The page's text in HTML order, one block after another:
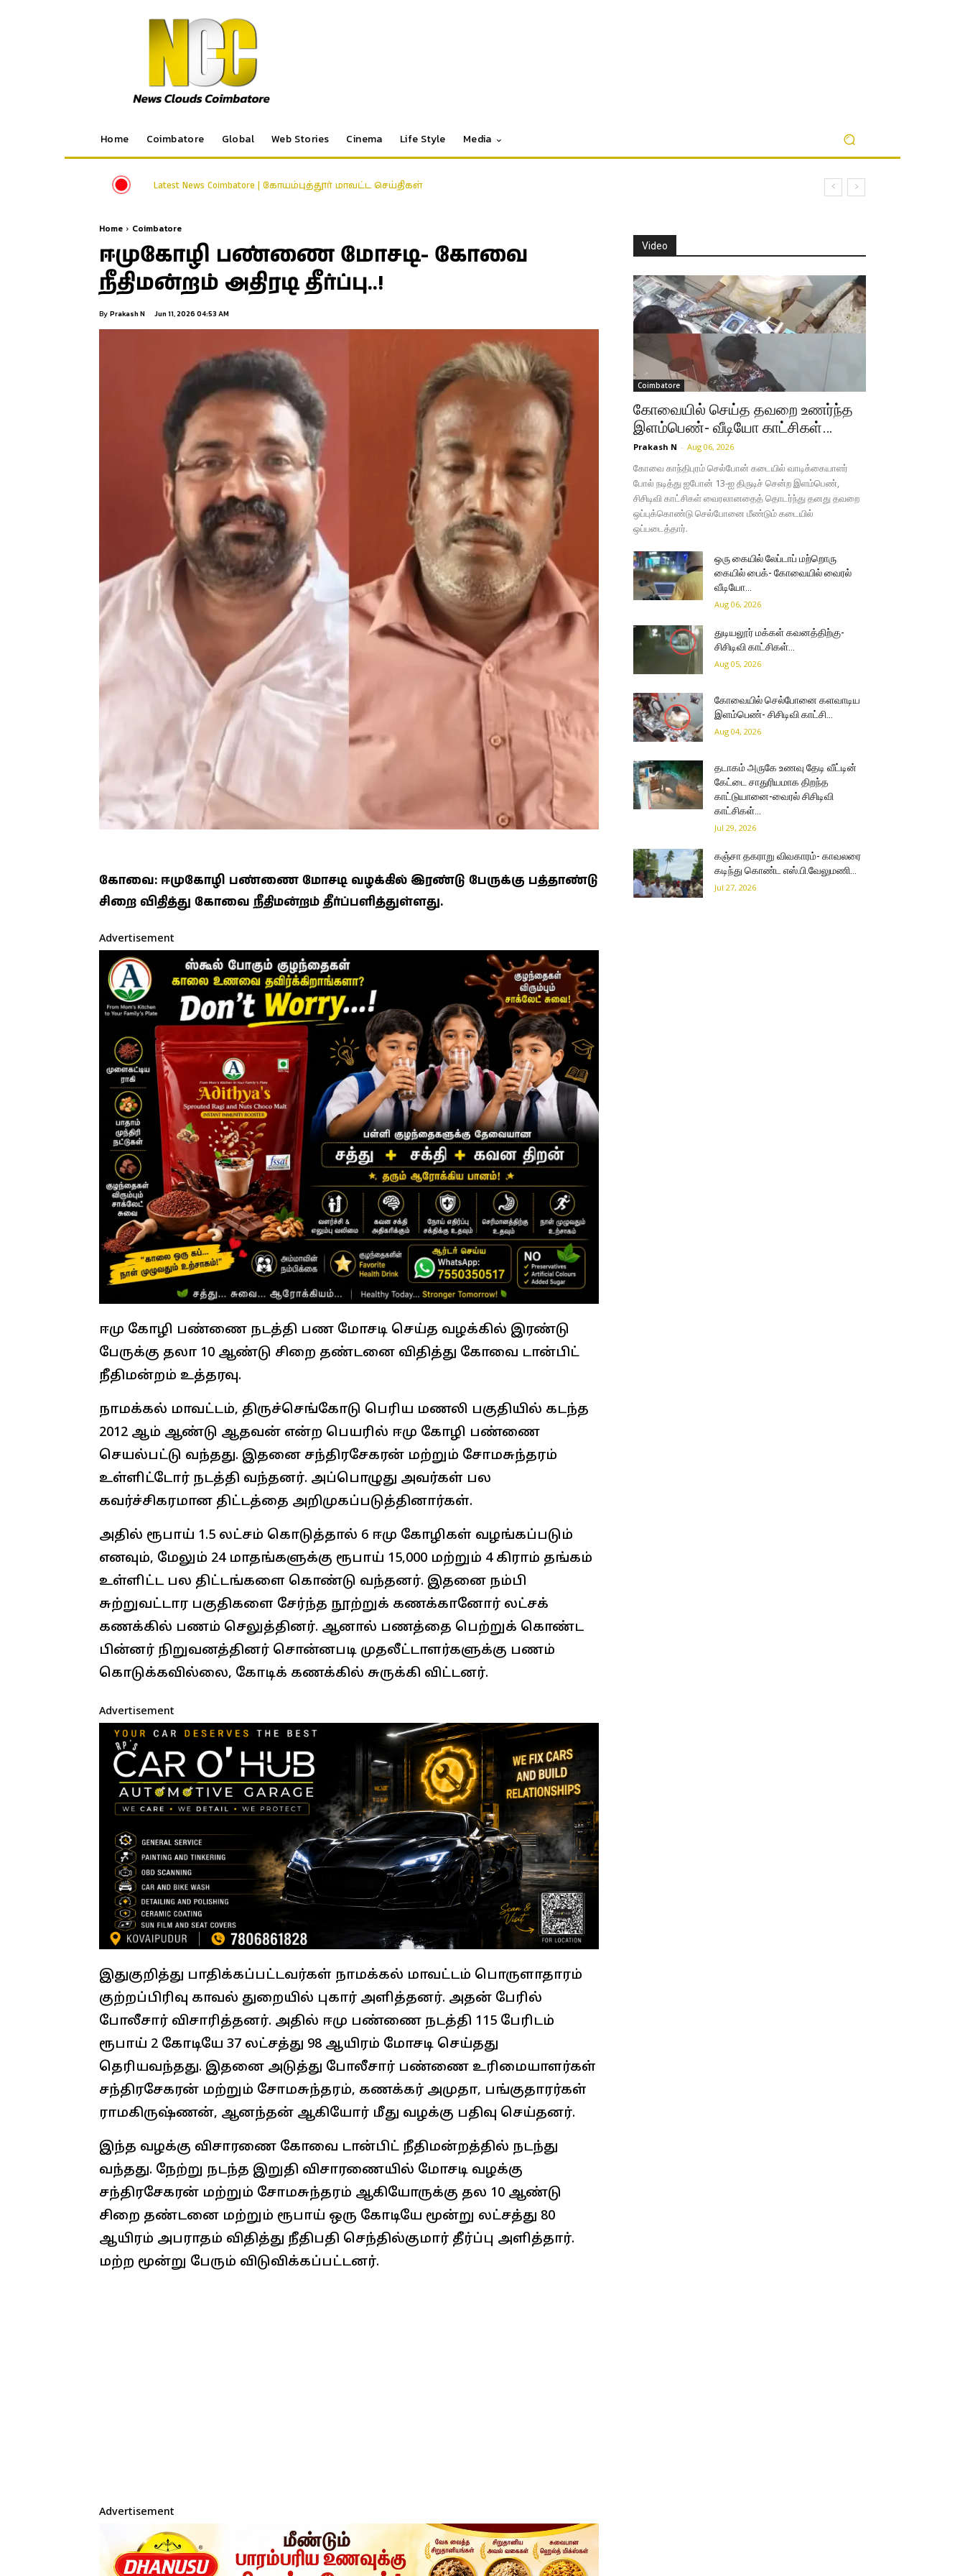
Home Coimbatore Global Web Stories Cinema Life Style Media
Latest News Coimbatore | கோயம்புத்தூர் மாவட்ட செய்திகள்
Home Coimbatore
ஈமுகோழி பண்ணை மோசடி- கோவை
நீதிமன்றம் அதிரடி தீர்ப்பு..!
By Prakash N Jun 11, 2026 04:53 AM
கோவை: ஈமுகோழி பண்ணை மோசடி வழக்கில் இரண்டு பேருக்கு பத்தாண்டு
சிறை விதித்து கோவை நீதிமன்றம் தீர்ப்பளித்துள்ளது.
Advertisement
ஈமு கோழி பண்ணை நடத்தி பண மோசடி செய்த வழக்கில் இரண்டு
பேருக்கு தலா 10 ஆண்டு சிறை தண்டனை விதித்து கோவை டான்பிட்
நீதிமன்றம் உத்தரவு.
நாமக்கல் மாவட்டம், திருச்செங்கோடு பெரிய மணலி பகுதியில் கடந்த
2012 ஆம் ஆண்டு ஆதவன் என்ற பெயரில் ஈமு கோழி பண்ணை
செயல்பட்டு வந்தது. இதனை சந்திரசேகரன் மற்றும் சோமசுந்தரம்
உள்ளிட்டோர் நடத்தி வந்தனர். அப்பொழுது அவர்கள் பல
கவர்ச்சிகரமான திட்டத்தை அறிமுகப்படுத்தினார்கள்.
அதில் ரூபாய் 1.5 லட்சம் கொடுத்தால் 6 ஈமு கோழிகள் வழங்கப்படும்
எனவும், மேலும் 24 மாதங்களுக்கு ரூபாய் 15,000 மற்றும் 4 கிராம் தங்கம்
உள்ளிட்ட பல திட்டங்களை கொண்டு வந்தனர். இதனை நம்பி
சுற்றுவட்டார பகுதிகளை சேர்ந்த நூற்றுக் கணக்கானோர் லட்சக்
கணக்கில் பணம் செலுத்தினர். ஆனால் பணத்தை பெற்றுக் கொண்ட
பின்னர் நிறுவனத்தினர் சொன்னபடி முதலீட்டாளர்களுக்கு பணம்
கொடுக்கவில்லை, கோடிக் கணக்கில் சுருக்கி விட்டனர்.
Advertisement
இதுகுறித்து பாதிக்கப்பட்டவர்கள் நாமக்கல் மாவட்டம் பொருளாதாரம்
குற்றப்பிரிவு காவல் துறையில் புகார் அளித்தனர். அதன் பேரில்
போலீசார் விசாரித்தனர். அதில் ஈமு பண்ணை நடத்தி 115 பேரிடம்
ரூபாய் 2 கோடியே 37 லட்சத்து 98 ஆயிரம் மோசடி செய்தது
தெரியவந்தது. இதனை அடுத்து போலீசார் பண்ணை உரிமையாளர்கள்
சந்திரசேகரன் மற்றும் சோமசுந்தரம், கணக்கர் அமுதா, பங்குதாரர்கள்
ராமகிருஷ்ணன், ஆனந்தன் ஆகியோர் மீது வழக்கு பதிவு செய்தனர்.
இந்த வழக்கு விசாரணை கோவை டான்பிட் நீதிமன்றத்தில் நடந்து
வந்தது. நேற்று நடந்த இறுதி விசாரணையில் மோசடி வழக்கு
சந்திரசேகரன் மற்றும் சோமசுந்தரம் ஆகியோருக்கு தல 10 ஆண்டு
சிறை தண்டனை மற்றும் ரூபாய் ஒரு கோடியே மூன்று லட்சத்து 80
ஆயிரம் அபராதம் விதித்து நீதிபதி செந்தில்குமார் தீர்ப்பு அளித்தார்.
மற்ற மூன்று பேரும் விடுவிக்கப்பட்டனர்.
Advertisement
Video
Coimbatore
கோவையில் செய்த தவறை உணர்ந்த
இளம்பெண்- வீடியோ காட்சிகள்…
Prakash N - Aug 06, 2026
கோவை காந்திபுரம் செல்போன் கடையில் வாடிக்கையாளர்
போல் நடித்து ஐபோன் 13-ஐ திருடிச் சென்ற இளம்பெண்,
சிசிடிவி காட்சிகள் வைரலானதைத் தொடர்ந்து தனது தவறை
ஒப்புக்கொண்டு செல்போனை மீண்டும் கடையில்
ஒப்படைத்தார்.
ஒரு கையில் லேப்டாப் மற்றொரு
கையில் பைக்- கோவையில் வைரல்
வீடியோ…
Aug 06, 2026
துடியலூர் மக்கள் கவனத்திற்கு-
சிசிடிவி காட்சிகள்…
Aug 05, 2026
கோவையில் செல்போனை களவாடிய
இளம்பெண்- சிசிடிவி காட்சி…
Aug 04, 2026
தடாகம் அருகே உணவு தேடி வீட்டின்
கேட்டை சாதுரியமாக திறந்த
காட்டுயானை-வைரல் சிசிடிவி
காட்சிகள்…
Jul 29, 2026
கஞ்சா தகராறு விவகாரம்- காவலரை
கடிந்து கொண்ட எஸ்.பி.வேலுமணி…
Jul 27, 2026